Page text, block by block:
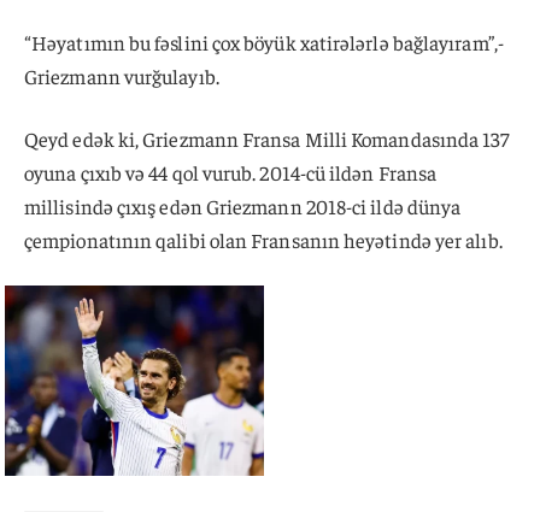
“Həyatımın bu fəslini çox böyük xatirələrlə bağlayıram”,-
Griezmann vurğulayıb.
Qeyd edək ki, Griezmann Fransa Milli Komandasında 137
oyuna çıxıb və 44 qol vurub. 2014-cü ildən Fransa
millisində çıxış edən Griezmann 2018-ci ildə dünya
çempionatının qalibi olan Fransanın heyətində yer alıb.